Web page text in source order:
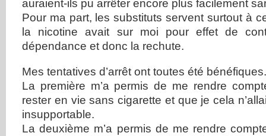
auraient-ils pu arrêter encore plus facilement
Pour ma part, les substituts servent surtout à
la nicotine avait sur moi pour effet de
dépendance et donc la rechute.
Mes tentatives d’arrêt ont toutes été bénéfiques.
La première m’a permis de me rendre
rester en vie sans cigarette et que je cela
insupportable.
La deuxième m’a permis de me rendre